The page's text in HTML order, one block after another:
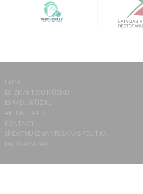
LAIPA
ES IZMANTOJU MŪZIKU
ES RADU MŪZIKU
AKTUALITĀTES
KONTAKTI
SĪKDATŅU IZMANTOŠANAS POLITIKA
DATU APSTRĀDE